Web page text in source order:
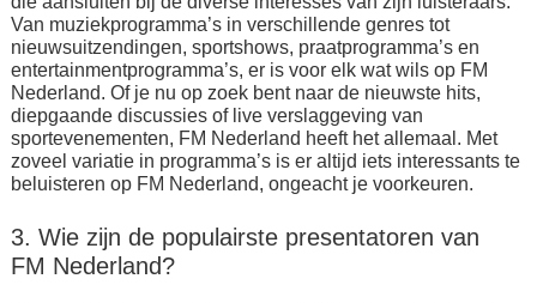
Van muziekprogramma’s in verschillende genres tot
nieuwsuitzendingen, sportshows, praatprogramma’s en
entertainmentprogramma’s, er is voor elk wat wils op FM
Nederland. Of je nu op zoek bent naar de nieuwste hits,
diepgaande discussies of live verslaggeving van
sportevenementen, FM Nederland heeft het allemaal. Met
zoveel variatie in programma’s is er altijd iets interessants te
beluisteren op FM Nederland, ongeacht je voorkeuren.
3. Wie zijn de populairste presentatoren van
FM Nederland?